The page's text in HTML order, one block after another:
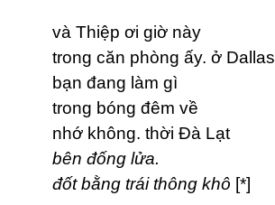
và Thiệp ơi giờ này
trong căn phòng ấy. ở Dallas
bạn đang làm gì
trong bóng đêm về
nhớ không. thời Đà Lạt
bên đống lửa.
đốt bằng trái thông khô [*]